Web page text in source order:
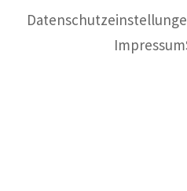
Impressum